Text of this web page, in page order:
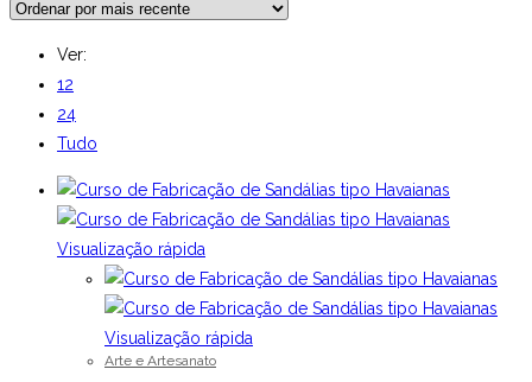
Ver:
12
24
Tudo
Visualização rápida
Visualização rápida
Arte e Artesanato